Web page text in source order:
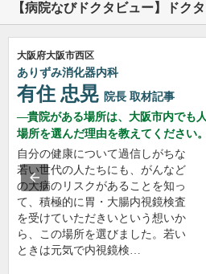
【病院なびドクタビュー】ドク
大阪府大阪市西区
ありずみ消化器内科
有住 忠晃 院長 取材記事
貴院がある場所は、大阪市内でも
場所を選んだ理由を教えてください。
自分の健康について過信しがちな
若い世代の人たちにも、がんなど
の大病のリスクがあることを知っ
て、積極的に胃・大腸内視鏡検査
を受けていただきいという想いか
ら、この場所を選びました。若い
ときは元気で内視鏡検…